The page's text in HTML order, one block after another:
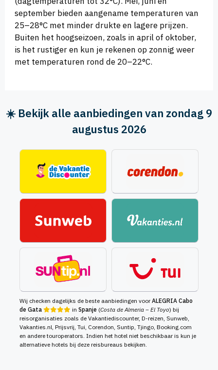
september bieden aangename temperaturen van
25–28°C met minder drukte en lagere prijzen.
Buiten het hoogseizoen, zoals in april of oktober,
is het rustiger en kun je rekenen op zonnig weer
met temperaturen rond de 20–22°C.
☀️ Bekijk alle aanbiedingen van zondag 9
augustus 2026
Wij checken dagelijks de beste aanbiedingen voorALEGRIA Cabo
de Gata
in Spanje (Costa de Almeria – El Toyo) bij
reisorganisaties zoals de Vakantiediscounter, D-reizen, Sunweb,
Vakanties.nl, Prijsvrij, Tui, Corendon, Suntip, Tjingo, Booking.com
en andere touroperators. Indien het hotel niet beschikbaar is kun je
alternatieve hotels bij deze reisbureaus bekijken.